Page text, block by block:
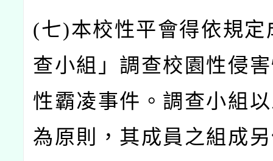
(七)本校性平會得依規定
查小組」調查校園性侵
性霸凌事件。調查小組
為原則，其成員之組成